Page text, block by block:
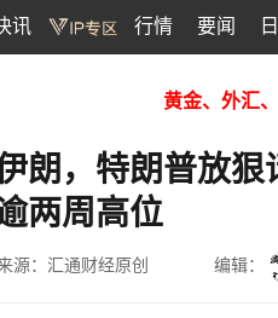
讯 行情 要闻
黄金、外汇
朗，特朗普放
两周高位
源：汇通财经原创 编辑：